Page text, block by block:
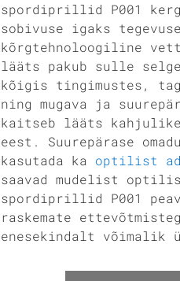
spordiprillid P001
sobivuse igaks
kõrgtehnoloogiline
lääts pakub sulle
kõigis tingimustes,
ning mugava ja
kaitseb lääts
eest. Suurepärase
kasutada ka optilist
saavad mudelist
spordiprillid P001
raskemate
enesekindalt võimalik